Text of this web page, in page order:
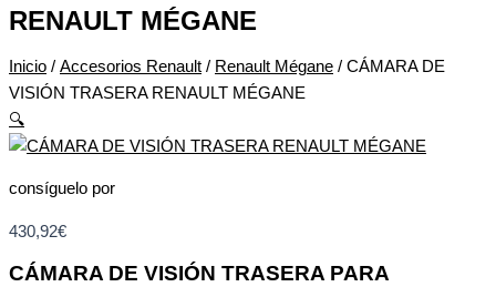
RENAULT MÉGANE
Inicio / Accesorios Renault / Renault Mégane / CÁMARA DE
VISIÓN TRASERA RENAULT MÉGANE
🔍
consíguelo por
430,92€
CÁMARA DE VISIÓN TRASERA PARA
cantidad